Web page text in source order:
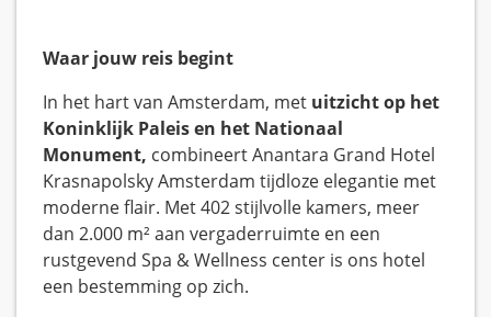
Waar jouw reis begint
In het hart van Amsterdam, met uitzicht op het
Koninklijk Paleis en het Nationaal
Monument, combineert Anantara Grand Hotel
Krasnapolsky Amsterdam tijdloze elegantie met
moderne flair. Met 402 stijlvolle kamers, meer
dan 2.000 m² aan vergaderruimte en een
rustgevend Spa & Wellness center is ons hotel
een bestemming op zich.